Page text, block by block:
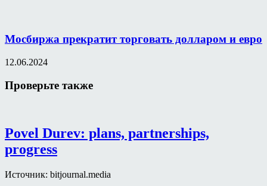
Мосбиржа прекратит торговать долларом и евро
12.06.2024
Проверьте также
Povel Durev: plans, partnerships,
progress
Источник: bitjournal.media